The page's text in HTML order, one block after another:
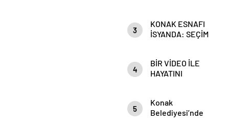
Kazanan Kim,
Kaybeden Kim?
3
KONAK ESNAFI
İSYANDA: SEÇİM
SONRASI
CEZALAR!
4
BİR VİDEO İLE
HAYATINI
KARAHAN
5
Konak
Belediyesi’nde